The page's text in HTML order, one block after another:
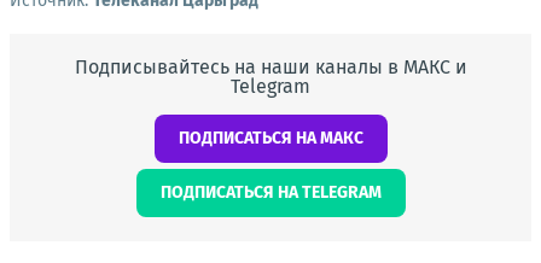
Подписывайтесь на наши каналы в МАКС и
Telegram
ПОДПИСАТЬСЯ НА МАКС
ПОДПИСАТЬСЯ НА TELEGRAM